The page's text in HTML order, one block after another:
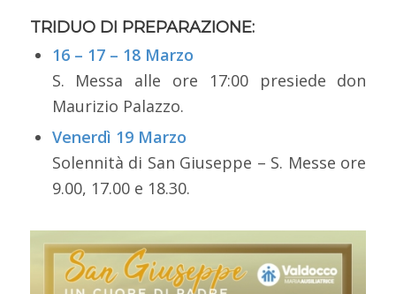
TRIDUO DI PREPARAZIONE:
16 – 17 – 18 Marzo
S. Messa alle ore 17:00 presiede don
Maurizio Palazzo.
Venerdì 19 Marzo
Solennità di San Giuseppe – S. Messe ore
9.00, 17.00 e 18.30.